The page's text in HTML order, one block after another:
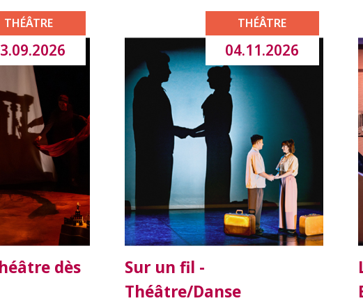
THÉÂTRE
dès
THÉÂTRE
04.11.2026
Sur un fil -
Théâtre/Danse